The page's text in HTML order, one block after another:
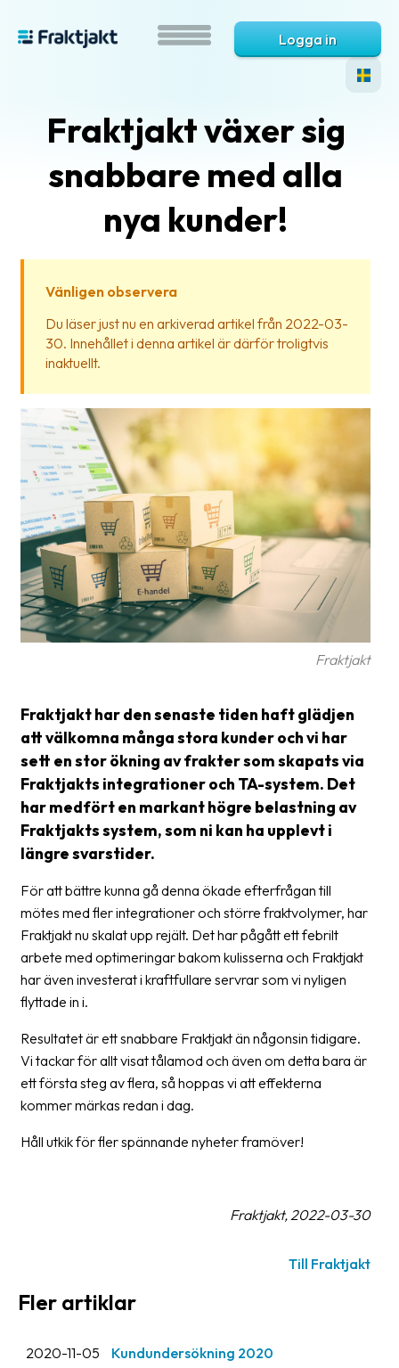
är
Hjälp?
frågor
&
svar
Ordlista
Paketering
Frakthandlingar
Skrivarinställningar
Tulldeklarationer
Manualer
Nedladdningar
Streckkodsläsare
Kundtjänst
Om
företaget
Fraktjakt
Pressrum
Medarbetare
Jobb
&
Allmänna
Integritet
Logga in
Fraktjakt växer sig
snabbare med alla
nya kunder!
Vänligen observera
Du läser just nu en arkiverad artikel från 2022-03-
30. Innehållet i denna artikel är därför troligtvis
inaktuellt.
Fraktjakt
Fraktjakt har den senaste tiden haft glädjen
att välkomna många stora kunder och vi har
sett en stor ökning av frakter som skapats via
Fraktjakts integrationer och TA-system. Det
har medfört en markant högre belastning av
Fraktjakts system, som ni kan ha upplevt i
längre svarstider.
För att bättre kunna gå denna ökade efterfrågan till
mötes med fler integrationer och större fraktvolymer, har
Fraktjakt nu skalat upp rejält. Det har pågått ett febrilt
arbete med optimeringar bakom kulisserna och Fraktjakt
har även investerat i kraftfullare servrar som vi nyligen
flyttade in i.
Resultatet är ett snabbare Fraktjakt än någonsin tidigare.
Vi tackar för allt visat tålamod och även om detta bara är
ett första steg av flera, så hoppas vi att effekterna
kommer märkas redan i dag.
Håll utkik för fler spännande nyheter framöver!
Fraktjakt, 2022-03-30
Till Fraktjakt
Fler artiklar
2020-11-05 Kundundersökning 2020